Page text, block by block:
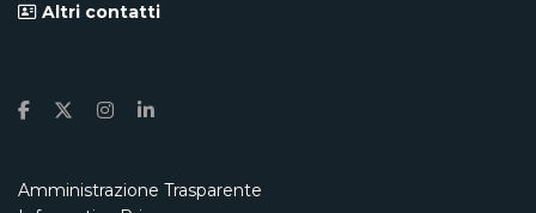
Altri contatti
Amministrazione Trasparente